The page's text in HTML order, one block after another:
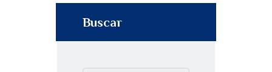
Buscar